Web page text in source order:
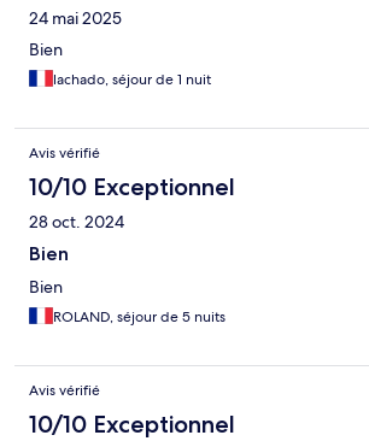
24 mai 2025
Bien
lachado, séjour de 1 nuit
Avis vérifié
10/10 Exceptionnel
28 oct. 2024
Bien
Bien
ROLAND, séjour de 5 nuits
Avis vérifié
10/10 Exceptionnel